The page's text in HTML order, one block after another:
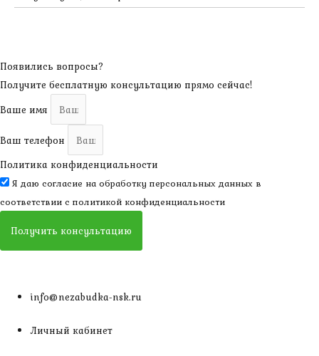
Появились вопросы?
Получите бесплатную консультацию прямо сейчас!
Ваше имя
Ваш телефон
Политика конфиденциальности
Я даю согласие на обработку персональных данных в
соответствии с политикой конфиденциальности
Получить консультацию
info@nezabudka-nsk.ru
Личный кабинет